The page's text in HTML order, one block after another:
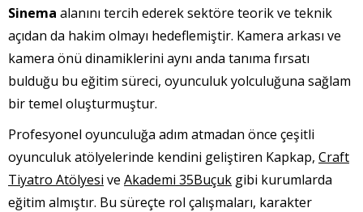
Sinema alanını tercih ederek sektöre teorik ve teknik
açıdan da hakim olmayı hedeflemiştir. Kamera arkası ve
kamera önü dinamiklerini aynı anda tanıma fırsatı
bulduğu bu eğitim süreci, oyunculuk yolculuğuna sağlam
bir temel oluşturmuştur.
Profesyonel oyunculuğa adım atmadan önce çeşitli
oyunculuk atölyelerinde kendini geliştiren Kapkap, Craft
Tiyatro Atölyesi ve Akademi 35Buçuk gibi kurumlarda
eğitim almıştır. Bu süreçte rol çalışmaları, karakter